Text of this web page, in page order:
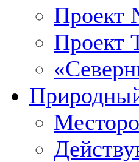
Проект
Проект